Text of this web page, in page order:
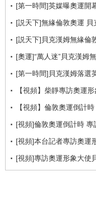
[第一時間]英媒曝奧運開
[説天下]無緣倫敦奧運 貝
[説天下]貝克漢姆無緣倫
[奧運]“萬人迷”貝克漢姆
[第一時間]貝克漢姆落選
【視頻】柴靜專訪奧運
【視頻】倫敦奧運倒計
[視頻]倫敦奧運倒計時
[視頻]本台記者專訪奧運
[視頻]專訪奧運形象大使